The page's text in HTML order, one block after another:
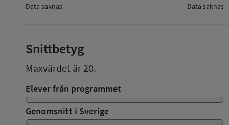
Data saknas Data saknas
Snittbetyg
Maxvärdet är 20.
Elever från programmet
Genomsnitt i Sverige